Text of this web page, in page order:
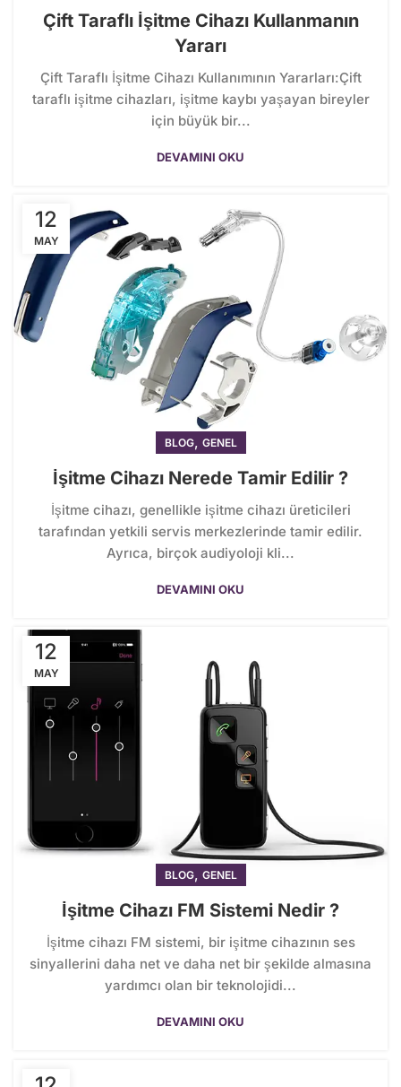
Çift Taraflı İşitme Cihazı Kullanmanın
Yararı
Çift Taraflı İşitme Cihazı Kullanımının Yararları:Çift
taraflı işitme cihazları, işitme kaybı yaşayan bireyler
için büyük bir...
DEVAMINI OKU
12
MAY
BLOG, GENEL
İşitme Cihazı Nerede Tamir Edilir ?
İşitme cihazı, genellikle işitme cihazı üreticileri
tarafından yetkili servis merkezlerinde tamir edilir.
Ayrıca, birçok audiyoloji kli...
DEVAMINI OKU
12
MAY
BLOG, GENEL
İşitme Cihazı FM Sistemi Nedir ?
İşitme cihazı FM sistemi, bir işitme cihazının ses
sinyallerini daha net ve daha net bir şekilde almasına
yardımcı olan bir teknolojidi...
DEVAMINI OKU